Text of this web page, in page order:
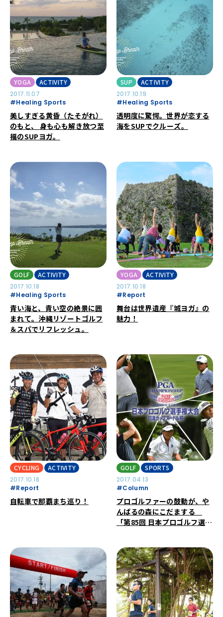
YOGA
ACTIVITY
2017.11.07
#Healing Sports
美しすぎる黄昏（たそがれ）
のもと、 身も心も解き放つ至
福のSUPヨガ。
SUP
ACTIVITY
2017.10.19
#Healing Sports
透明度に驚愕。世界が恋する
海をSUPでクルーズ。
GOLF
ACTIVITY
2017.10.18
#Healing Sports
青い海と、青い空の絶景に囲
まれて。沖縄リゾートゴルフ
＆スパでリフレッシュ。
YOGA
ACTIVITY
2017.10.18
#Report
舞台は世界遺産『城ヨガ』の
魅力！
CYCLING
ACTIVITY
2017.10.18
#Report
自転車で那覇まち巡り！
GOLF
SPORTS
2017.04.13
#Column
プロゴルファーの鼓動が、や
んばるの森にこだまする
「第85回 日本プロゴルフ選手